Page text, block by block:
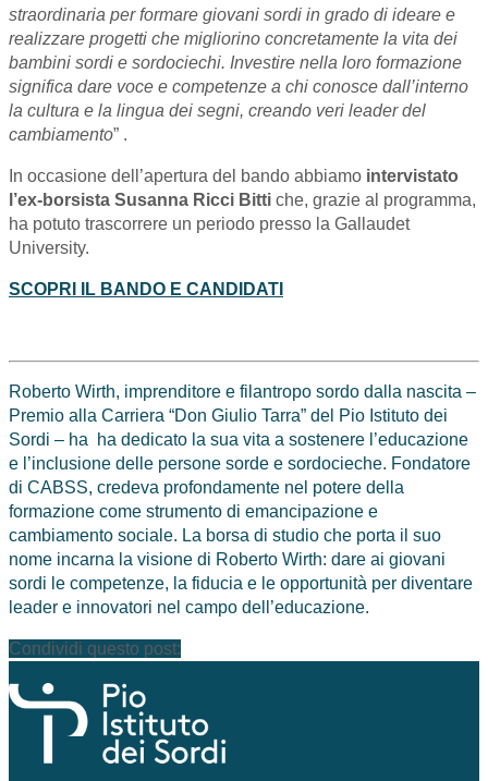
straordinaria per formare giovani sordi in grado di ideare e
realizzare progetti che migliorino concretamente la vita dei
bambini sordi e sordociechi. Investire nella loro formazione
significa dare voce e competenze a chi conosce dall’interno
la cultura e la lingua dei segni, creando veri leader del
cambiamento” .
In occasione dell’apertura del bando abbiamo intervistato
l’ex-borsista Susanna Ricci Bitti che, grazie al programma,
ha potuto trascorrere un periodo presso la Gallaudet
University.
SCOPRI IL BANDO E CANDIDATI
Roberto Wirth, imprenditore e filantropo sordo dalla nascita –
Premio alla Carriera “Don Giulio Tarra” del Pio Istituto dei
Sordi – ha ha dedicato la sua vita a sostenere l’educazione
e l’inclusione delle persone sorde e sordocieche. Fondatore
di CABSS, credeva profondamente nel potere della
formazione come strumento di emancipazione e
cambiamento sociale. La borsa di studio che porta il suo
nome incarna la visione di Roberto Wirth: dare ai giovani
sordi le competenze, la fiducia e le opportunità per diventare
leader e innovatori nel campo dell’educazione.
Condividi questo post: